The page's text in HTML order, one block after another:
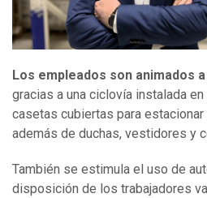
Los empleados son animados a
gracias a una ciclovía instalada
casetas cubiertas para
además de duchas, vestidores y
También se estimula el uso de
disposición de los trabajadores